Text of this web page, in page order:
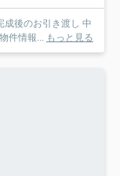
のお引き渡し 中
件情報...
もっと見る